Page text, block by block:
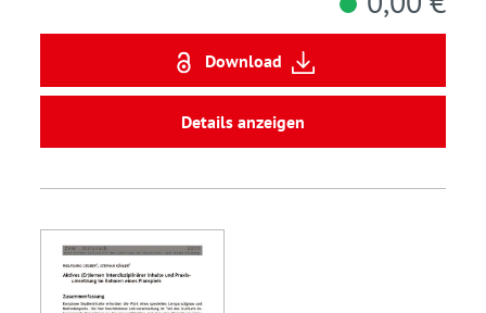
Download
Details anzeigen